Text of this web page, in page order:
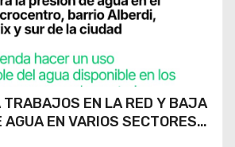
TRABAJOS EN LA RED Y BAJA
AGUA EN VARIOS SECTORES